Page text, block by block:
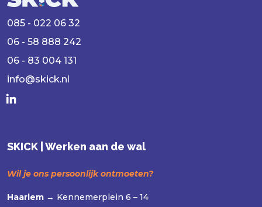
085 - 022 06 32
06 - 58 888 242
06 - 83 004 131
info@skick.nl
SKICK | Werken aan de wal
Wil je ons persoonlijk ontmoeten?
Haarlem → Kennemerplein 6 – 14